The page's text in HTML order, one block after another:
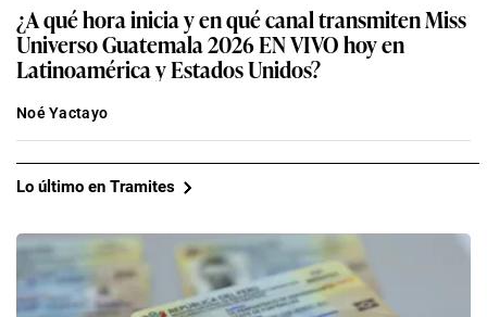
¿A qué hora inicia y en qué canal transmiten Miss
Universo Guatemala 2026 EN VIVO hoy en
Latinoamérica y Estados Unidos?
Noé Yactayo
Lo último en Tramites